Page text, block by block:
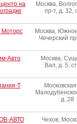
на
Москва,
пр-т, д. 32,
Моторс
Москва,
Чечерский
Авто
Москва,
Вал, д. 5,
Т
д. 28
АВТО
Чехов,